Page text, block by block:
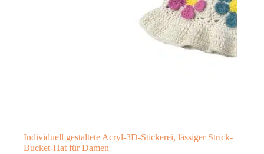
Individuell gestaltete Acryl-3D-Stickerei, lässiger Strick-
Bucket-Hat für Damen